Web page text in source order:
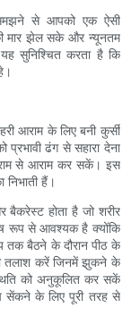
समझने से आपको एक ऐसी
मार झेल सके और न्यूनतम
सुनिश्चित करता है कि
आराम के लिए बनी कुर्सी
ढंग से सहारा देना
से आराम कर सकें। इस
निभाती हैं।
होता है जो शरीर
रूप से आवश्यक है क्योंकि
तक बैठने के दौरान पीठ के
तलाश करें जिनमें झुकने के
को अनुकूलित कर सकें
सेंकने के लिए पूरी तरह से